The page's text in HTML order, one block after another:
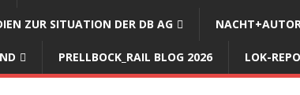
ZUR SITUATION DER DB AG
PRELLBOCK_RAIL BLOG 2026 LOK-